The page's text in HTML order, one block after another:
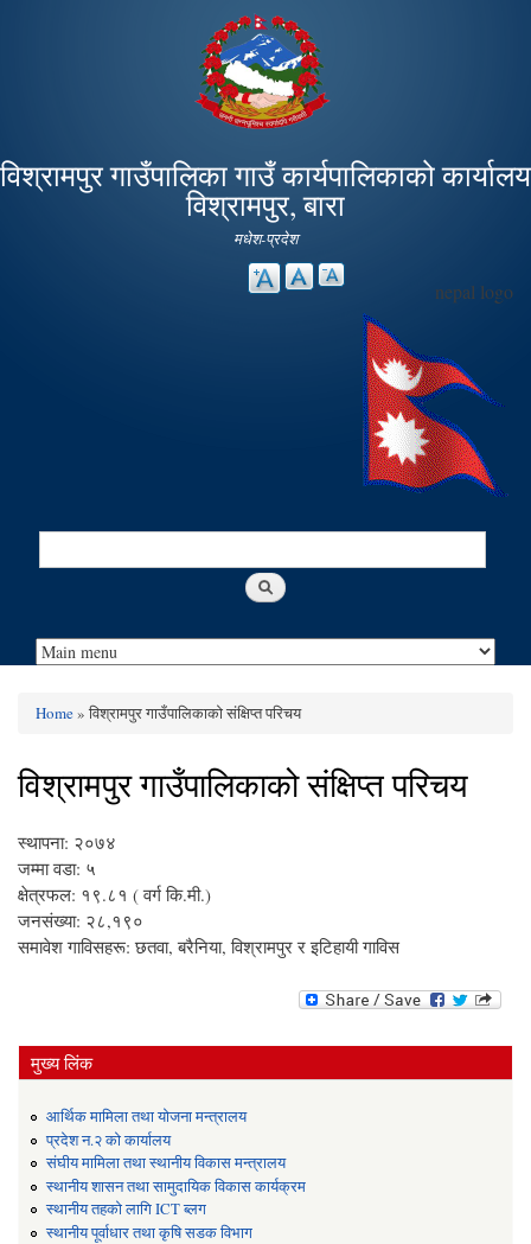
main
content
विश्रामपुर गाउँपालिका गाउँ कार्यपालिकाको कार्यालय
विश्रामपुर, बारा
मधेश-प्रदेश
nepal logo
Search
You are here
Home» विश्रामपुर गाउँपालिकाको संक्षिप्त परिचय
विश्रामपुर गाउँपालिकाको संक्षिप्त परिचय
स्थापना: २०७४
जम्मा वडा: ५
क्षेत्रफल: १९.८१ ( वर्ग कि.मी.)
जनसंख्या: २८,१९०
समावेश गाविसहरू: छतवा, बरैनिया, विश्रामपुर र इटिहायी गाविस
मुख्य लिंक
आर्थिक मामिला तथा योजना मन्त्रालय
प्रदेश न.२ को कार्यालय
संघीय मामिला तथा स्थानीय विकास मन्त्रालय
स्थानीय शासन तथा सामुदायिक विकास कार्यक्रम
स्थानीय तहको लागि ICT ब्लग
स्थानीय पूर्वाधार तथा कृषि सडक विभाग